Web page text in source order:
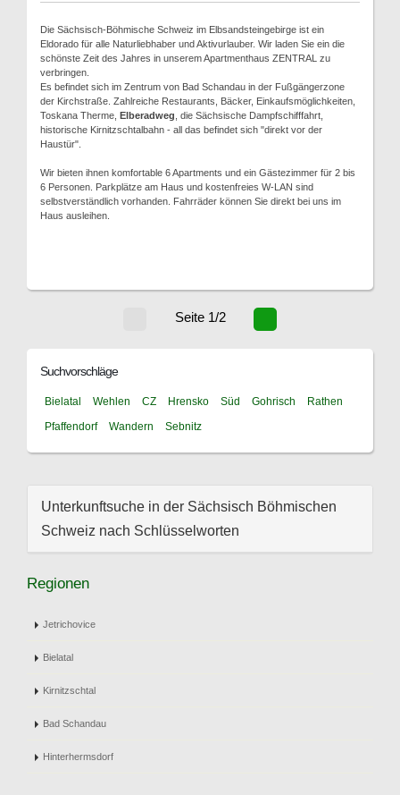
Die Sächsisch-Böhmische Schweiz im Elbsandsteingebirge ist ein
Eldorado für alle Naturliebhaber und Aktivurlauber. Wir laden Sie ein die
schönste Zeit des Jahres in unserem Apartmenthaus ZENTRAL zu
verbringen.
Es befindet sich im Zentrum von Bad Schandau in der Fußgängerzone
der Kirchstraße. Zahlreiche Restaurants, Bäcker, Einkaufsmöglichkeiten,
Toskana Therme, Elberadweg , die Sächsische Dampfschifffahrt,
historische Kirnitzschtalbahn - all das befindet sich "direkt vor der
Haustür".
Wir bieten ihnen komfortable 6 Apartments und ein Gästezimmer für 2 bis
6 Personen. Parkplätze am Haus und kostenfreies W-LAN sind
selbstverständlich vorhanden. Fahrräder können Sie direkt bei uns im
Haus ausleihen.
Seite 1/2
Suchvorschläge
Bielatal Wehlen CZ Hrensko Süd Gohrisch
Rathen
Pfaffendorf
Wandern Sebnitz
Unterkunftsuche in der Sächsisch Böhmischen
Schweiz nach Schlüsselworten
Regionen
Jetrichovice
Bielatal
Kirnitzschtal
Bad Schandau
Hinterhermsdorf